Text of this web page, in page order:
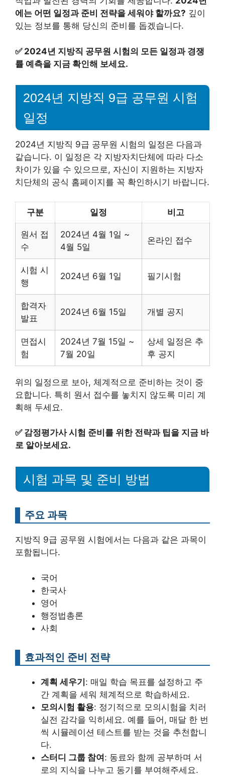
에는 어떤 일정과 준비 전략을 세워야 할까요? 깊이
있는 정보를 통해 당신의 준비를 돕겠습니다.
✅ 2024년 지방직 공무원 시험의 모든 일정과 경쟁
률 예측을 지금 확인해 보세요.
2024년 지방직 9급 공무원 시험
일정
2024년 지방직 9급 공무원 시험의 일정은 다음과
같습니다. 이 일정은 각 지방자치단체에 따라 다소
차이가 있을 수 있으므로, 자신이 지원하는 지방자
치단체의 공식 홈페이지를 꼭 확인하시기 바랍니다.
구분 일정 비고
원서 접
수
2024년 4월 1일 ~
4월 5일
온라인 접수
시험 시
행
2024년 6월 1일 필기시험
합격자
발표
2024년 6월 15일 개별 공지
면접시
험
2024년 7월 15일 ~
7월 20일
상세 일정은 추
후 공지
위의 일정으로 보아, 체계적으로 준비하는 것이 중
요합니다. 특히 원서 접수를 놓치지 않도록 미리 계
획해 두세요.
✅ 감정평가사 시험 준비를 위한 전략과 팁을 지금 바
로 알아보세요.
시험 과목 및 준비 방법
주요 과목
지방직 9급 공무원 시험에서는 다음과 같은 과목이
포함됩니다.
국어
한국사
영어
행정법총론
사회
효과적인 준비 전략
계획 세우기: 매일 학습 목표를 설정하고 주
간 계획을 세워 체계적으로 학습하세요.
모의시험 활용: 정기적으로 모의시험을 치러
실전 감각을 익히세요. 예를 들어, 매달 한 번
씩 시뮬레이션 테스트를 받는 것을 추천합니
다.
스터디 그룹 참여: 동료와 함께 공부하며 서
로의 지식을 나누고 동기를 부여해주세요.